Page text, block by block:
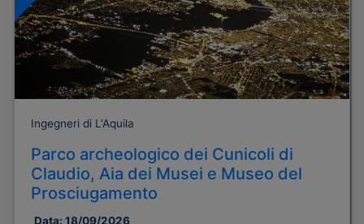
Ingegneri di L'Aquila
Parco archeologico dei Cunicoli di
Claudio, Aia dei Musei e Museo del
Prosciugamento
Data: 18/09/2026